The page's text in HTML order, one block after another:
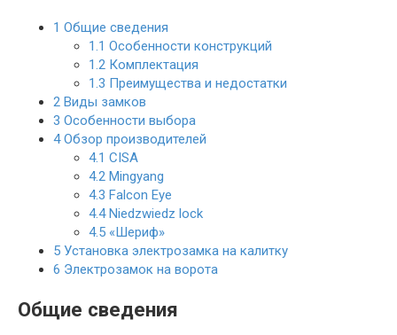
1 Общие сведения
1.1 Особенности конструкций
1.2 Комплектация
1.3 Преимущества и недостатки
2 Виды замков
3 Особенности выбора
4Обзор производителей
4.1 CISA
4.2 Mingyang
4.3 Falcon Eye
4.4Niedzwiedz lock
4.5 «Шериф»
5 Установка электрозамка на калитку
6 Электрозамок на ворота
Общие сведения